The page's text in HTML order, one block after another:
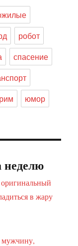
робот
спасение
юмор
неделю
в жару
мужчину,